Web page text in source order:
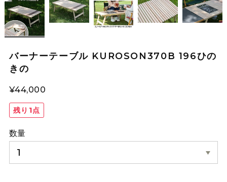
バーナーテーブル KUROSON370B 196ひの
きの
¥44,000
残り1点
数量